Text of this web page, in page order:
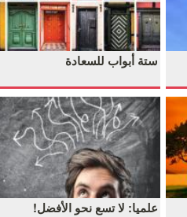
ستة أبواب للسعادة
علميا: لا تسع نحو الأفضل!